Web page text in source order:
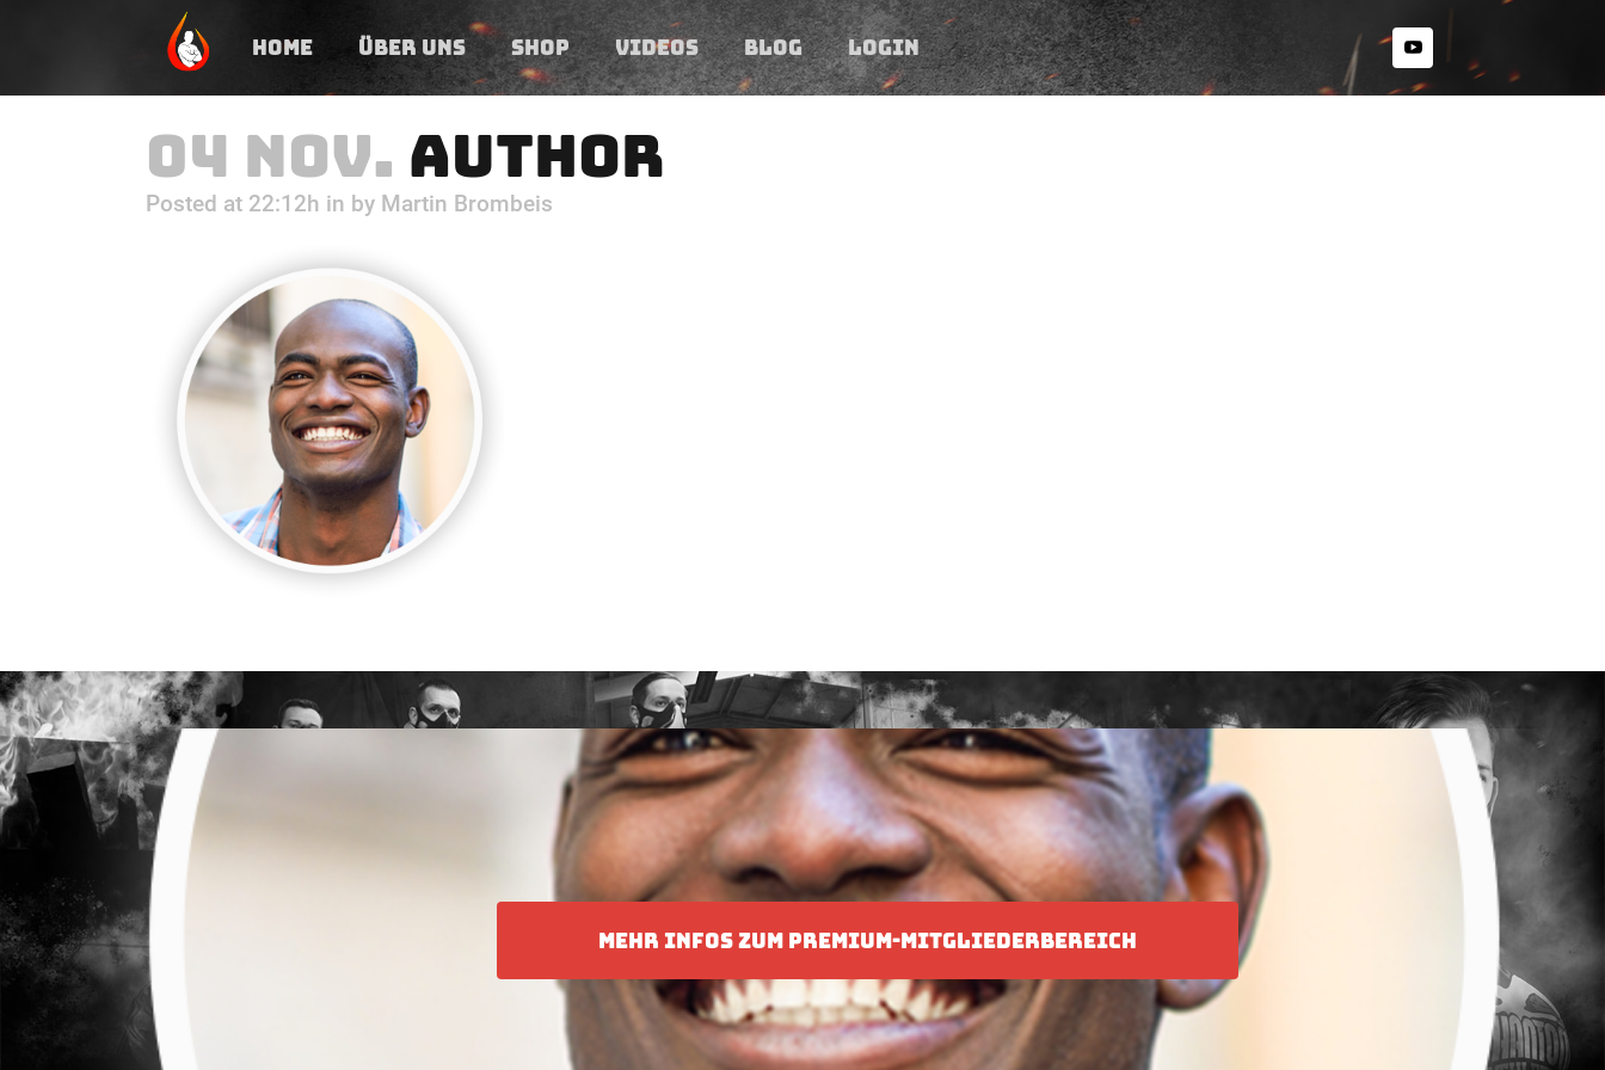
HOME ÜBER UNS SHOP VIDEOS BLOG LOGIN
04 NOV. AUTHOR
Posted at 22:12h in by Martin Brombeis
MEHR INFOS ZUM PREMIUM-MITGLIEDERBEREICH